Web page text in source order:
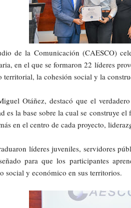
de la Comunicación (CAESCO)
en el que se formaron 22 líderes
territorial, la cohesión social y la
Otáñez, destacó que el
es la base sobre la cual se construye
en el centro de cada proyecto,
líderes juveniles, servidores
para que los participantes
social y económico en sus territorios.